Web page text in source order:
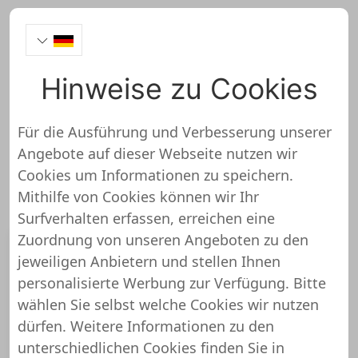
Apotheke
Großartige Shops mit Produkten aus den
Bereichen Medikamente, Arzneimittel, Prothesen
und Gehhilfen.
Alibaba
Alibaba ist der größte Onlineshop aus dem
asiatischen Raum und hat die selbe
Hinweise zu Cookies
Für die Ausführung und Verbesserung unserer
Angebote auf dieser Webseite nutzen wir
Cookies um Informationen zu speichern.
Mithilfe von Cookies können wir Ihr
Surfverhalten erfassen, erreichen eine
Zuordnung von unseren Angeboten zu den
jeweiligen Anbietern und stellen Ihnen
personalisierte Werbung zur Verfügung. Bitte
wählen Sie selbst welche Cookies wir nutzen
dürfen. Weitere Informationen zu den
unterschiedlichen Cookies finden Sie in